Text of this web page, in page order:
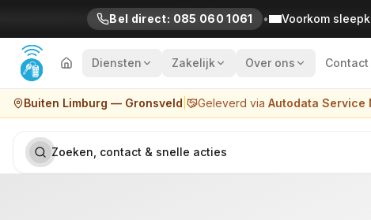
Ga naar inhoud
Bel direct: 085 060 1061 • Voorkom
Diensten Zakelijk Over ons Contact
Buiten Limburg — Gronsveld Geleverd via Autodata Service
Zoeken, contact & snelle acties